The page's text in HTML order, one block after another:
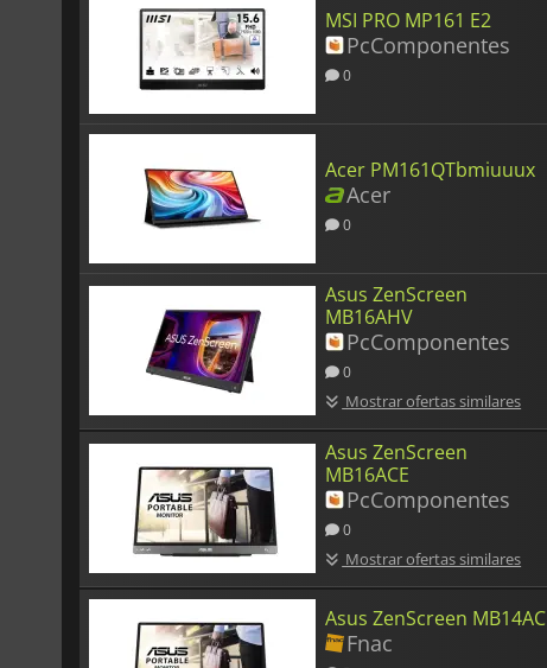
MSI PRO MP161 E2
PcComponentes
0
Acer PM161QTbmiuuux
Acer
0
Asus ZenScreen
MB16AHV
PcComponentes
0
Mostrar ofertas similares
Asus ZenScreen
MB16ACE
PcComponentes
0
Mostrar ofertas similares
Asus ZenScreen MB14AC
Fnac